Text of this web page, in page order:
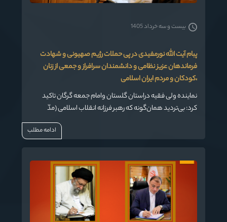
پبام آیت الله نورمفیدی در پی حملات رژیم صهیونی و شهادت
فرماندهان عزیز نظامی و دانشمندان سرافراز و جمعی از زنان
،کودکان و مردم ایران اسلامی
نماینده ولی فقیه دراستان گلستان وامام جمعه گرگان تاکید
کرد: بی‌تردید همان‌گونه که رهبر فرزانه انقلاب اسلامی (مدّ
ظله‌العالی) فرمودند، «رژیم باید منتظر مجازاتی سخت باشد.
بیست و سه خرداد 1405
ادامه مطلب